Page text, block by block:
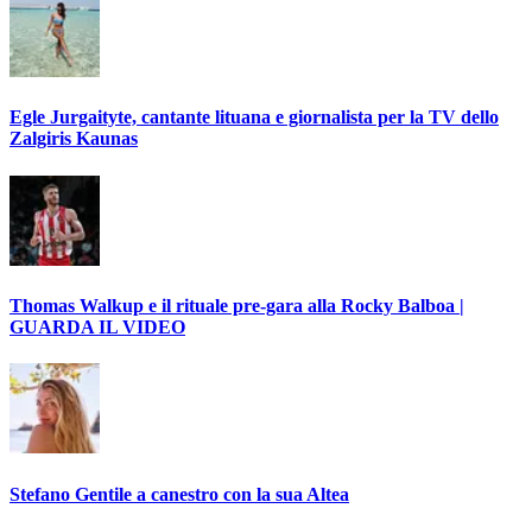
Egle Jurgaityte, cantante lituana e giornalista per la TV dello
Zalgiris Kaunas
Thomas Walkup e il rituale pre-gara alla Rocky Balboa |
GUARDA IL VIDEO
Stefano Gentile a canestro con la sua Altea